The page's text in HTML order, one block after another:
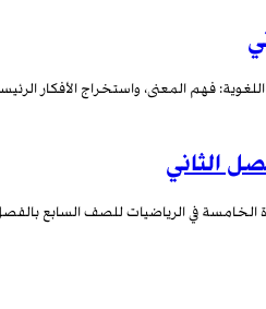
فهم المعنى، واستخراج الأفكار
الثاني
في الرياضيات للصف السابع بالفصل